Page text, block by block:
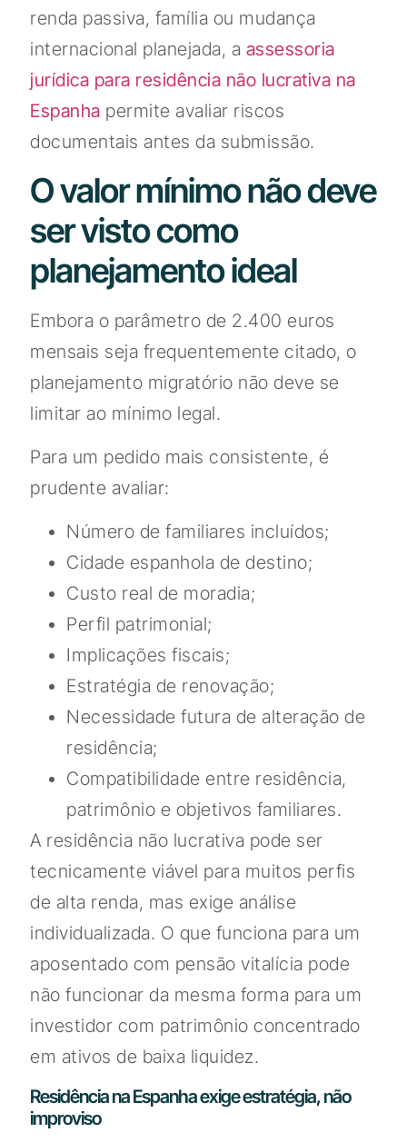
renda passiva, família ou mudança
internacional planejada, a assessoria
jurídica para residência não lucrativa na
Espanha permite avaliar riscos
documentais antes da submissão.
O valor mínimo não deve
ser visto como
planejamento ideal
Embora o parâmetro de 2.400 euros
mensais seja frequentemente citado, o
planejamento migratório não deve se
limitar ao mínimo legal.
Para um pedido mais consistente, é
prudente avaliar:
Número de familiares incluídos;
Cidade espanhola de destino;
Custo real de moradia;
Perfil patrimonial;
Implicações fiscais;
Estratégia de renovação;
Necessidade futura de alteração de
residência;
Compatibilidade entre residência,
patrimônio e objetivos familiares.
A residência não lucrativa pode ser
tecnicamente viável para muitos perfis
de alta renda, mas exige análise
individualizada. O que funciona para um
aposentado com pensão vitalícia pode
não funcionar da mesma forma para um
investidor com patrimônio concentrado
em ativos de baixa liquidez.
Residência na Espanha exige estratégia, não
improviso